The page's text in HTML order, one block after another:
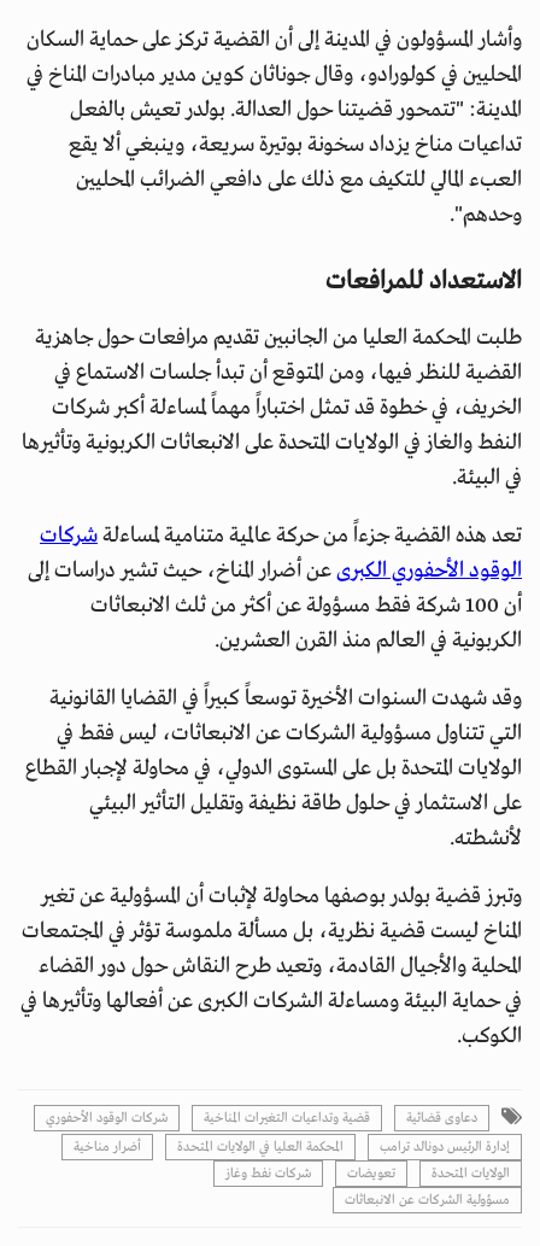
وأشار المسؤولون في المدينة إلى أن القضية تركز على حماية السكان
المحليين في كولورادو، وقال جوناثان كوين مدير مبادرات المناخ في
المدينة: "تتمحور قضيتنا حول العدالة. بولدر تعيش بالفعل
تداعيات مناخ يزداد سخونة بوتيرة سريعة، وينبغي ألا يقع
العبء المالي للتكيف مع ذلك على دافعي الضرائب المحليين
وحدهم".
الاستعداد للمرافعات
طلبت المحكمة العليا من الجانبين تقديم مرافعات حول جاهزية
القضية للنظر فيها، ومن المتوقع أن تبدأ جلسات الاستماع في
الخريف، في خطوة قد تمثل اختباراً مهماً لمساءلة أكبر شركات
النفط والغاز في الولايات المتحدة على الانبعاثات الكربونية وتأثيرها
في البيئة.
تعد هذه القضية جزءاً من حركة عالمية متنامية لمساءلةشركات
الوقود الأحفوري الكبرىعن أضرار المناخ، حيث تشير دراسات إلى
أن 100 شركة فقط مسؤولة عن أكثر من ثلث الانبعاثات
الكربونية في العالم منذ القرن العشرين.
وقد شهدت السنوات الأخيرة توسعاً كبيراً في القضايا القانونية
التي تتناول مسؤولية الشركات عن الانبعاثات، ليس فقط في
الولايات المتحدة بل على المستوى الدولي، في محاولة لإجبار القطاع
على الاستثمار في حلول طاقة نظيفة وتقليل التأثير البيئي
لأنشطته.
وتبرز قضية بولدر بوصفها محاولة لإثبات أن المسؤولية عن تغير
المناخ ليست قضية نظرية، بل مسألة ملموسة تؤثر في المجتمعات
المحلية والأجيال القادمة، وتعيد طرح النقاش حول دور القضاء
في حماية البيئة ومساءلة الشركات الكبرى عن أفعالها وتأثيرها في
الكوكب.
دعاوى قضائية قضية وتداعيات التغيرات المناخية
شركات الوقود الأحفوري
إدارة الرئيس دونالد ترامب
المحكمة العليا في الولايات المتحدة
أضرار مناخية
الولايات المتحدة
تعويضات
شركات نفط وغاز
مسؤولية الشركات عن الانبعاثات